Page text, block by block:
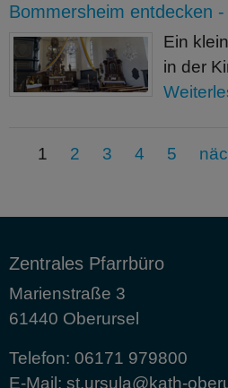
Bommersheim entdecken
Ein
in der
1 2 3 4 5
Zentrales Pfarrbüro
Marienstraße 3
61440 Oberursel
Telefon: 06171 979800
E-Mail: st.ursula@kath-